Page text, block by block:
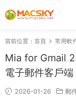
當前位置： 首頁 常用軟
Mia for Gmail
電子郵件客戶端
2026-01-26 郵